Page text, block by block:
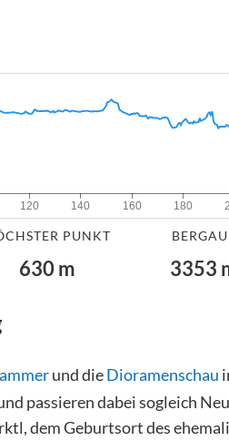
120 140 160 180
PUNKT
630m 3353
und dieDioramenschau
passieren dabei sogleich
dem Geburtsort des